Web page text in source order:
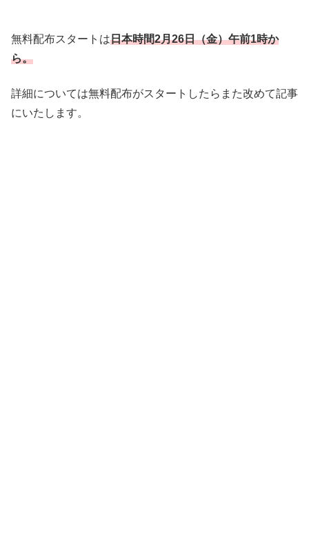
無料配布スタートは日本時間2月26日（金）午前1時か
ら。
詳細については無料配布がスタートしたらまた改めて記事
にいたします。